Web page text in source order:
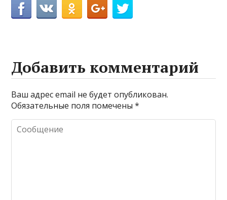
Добавить комментарий
Ваш адрес email не будет опубликован.
Обязательные поля помечены*